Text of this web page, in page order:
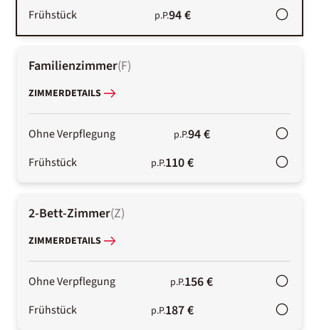
Frühstück p.P.94 €
Familienzimmer(F)
ZIMMERDETAILS
Ohne Verpflegung p.P.94 €
Frühstück p.P.110 €
2-Bett-Zimmer(Z)
ZIMMERDETAILS
Ohne Verpflegung p.P.156 €
Frühstück p.P.187 €